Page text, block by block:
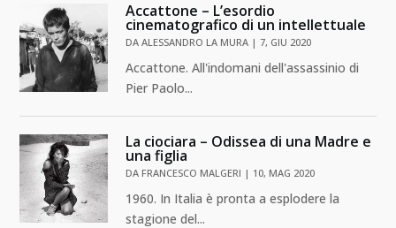
Accattone – L’esordio
cinematografico di un intellettuale
DAALESSANDRO LA MURA |7, GIU 2020
Accattone. All'indomani dell'assassinio di
Pier Paolo...
La ciociara – Odissea di una Madre e
una figlia
DA FRANCESCO MALGERI | 10, MAG 2020
1960. In Italia è pronta a esplodere la
stagione del...